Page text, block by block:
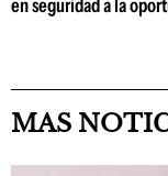
en seguridad a la
MAS